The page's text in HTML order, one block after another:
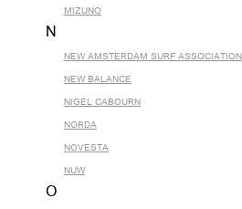
MIZUNO
N
NEW AMSTERDAM SURF ASSOCIATION
NEW BALANCE
NIGEL CABOURN
NORDA
NOVESTA
NUW
O